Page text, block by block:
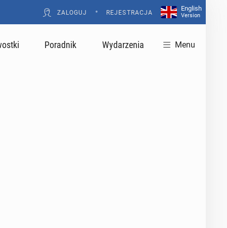
ZALOGUJ • REJESTRACJA
English
Version
Poradnik Wydarzenia Menu